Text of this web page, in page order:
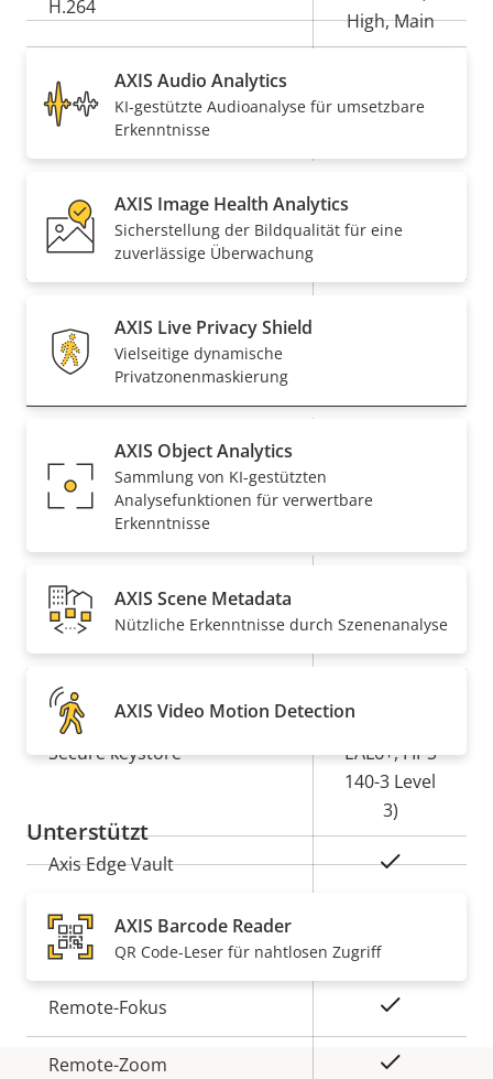
H.264
High, Main
H.265
AV1
Eigentumsbeschreibung Eigentumswert
Audiounterstützung
Netzwerk
Eigentumsbeschreibung
PoE-Klasse
Security
Eigentumsbeschreibung
Signiertes OS
Secure Boot Ja
Secure keystore
Element (CC
EAL6+, FIPS
140-3 Level
3)
Axis Edge Vault Ja
Allgemein
Eigentumsbeschreibung Eigentumswert
Remote-Fokus
Remote-Zoom
AXIS Audio Analytics
KI-gestützte Audioanalyse für umsetzbare
Erkenntnisse
AXIS Image Health Analytics
Sicherstellung der Bildqualität für eine
zuverlässige Überwachung
AXIS Live Privacy Shield
Vielseitige dynamische
Privatzonenmaskierung
AXIS Object Analytics
Sammlung von KI-gestützten
Analysefunktionen für verwertbare
Erkenntnisse
AXIS Scene Metadata
Nützliche Erkenntnisse durch Szenenanalyse
AXIS Video Motion Detection
Unterstützt
AXIS Barcode Reader
QR Code-Leser für nahtlosen Zugriff